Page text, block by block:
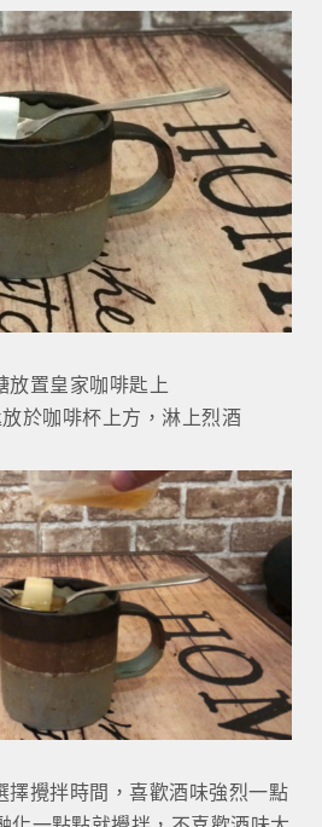
放置皇家咖啡匙上
於咖啡杯上方，淋上烈酒
擇攪拌時間，喜歡酒味強烈一點